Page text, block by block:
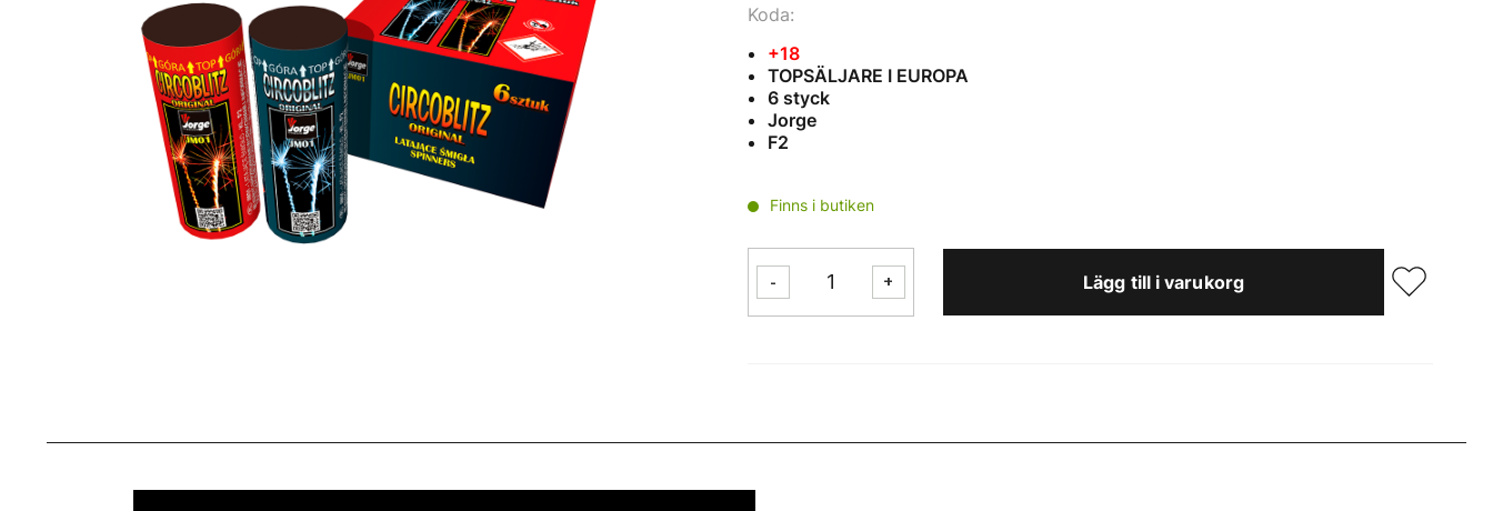
Koda:
+18
TOPSÄLJARE I EUROPA
6 styck
Jorge
F2
Finns i butiken
-
CIRCOBLITZ
JM01
mängd
+ Lägg till i varukorg